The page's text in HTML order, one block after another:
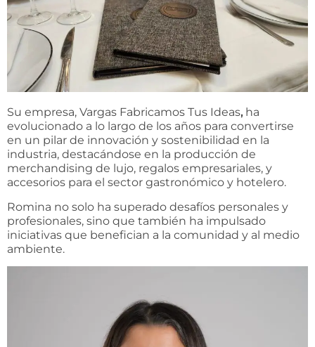
Su empresa, Vargas Fabricamos Tus Ideas, ha
evolucionado a lo largo de los años para convertirse
en un pilar de innovación y sostenibilidad en la
industria, destacándose en la producción de
merchandising de lujo, regalos empresariales, y
accesorios para el sector gastronómico y hotelero.
Romina no solo ha superado desafíos personales y
profesionales, sino que también ha impulsado
iniciativas que benefician a la comunidad y al medio
ambiente.